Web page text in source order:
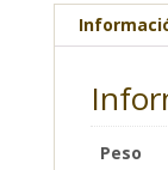
Peso